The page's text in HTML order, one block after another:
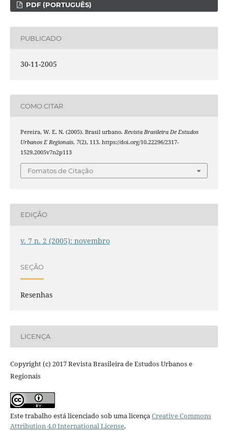
PDF (PORTUGUÊS)
PUBLICADO
30-11-2005
COMO CITAR
Pereira, W. E. N. (2005). Brasil urbano. Revista Brasileira De Estudos
Urbanos E Regionais, 7(2), 113. https://doi.org/10.22296/2317-
1529.2005v7n2p113
Fomatos de Citação
EDIÇÃO
v. 7 n. 2 (2005): novembro
SEÇÃO
Resenhas
LICENÇA
Copyright (c) 2017 Revista Brasileira de Estudos Urbanos e
Regionais
Este trabalho está licenciado sob uma licençaCreative Commons
Attribution 4.0 International License.